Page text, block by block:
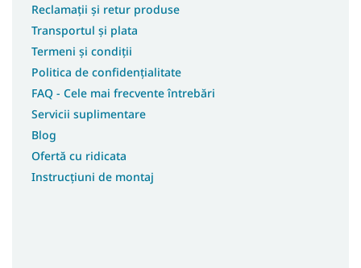
Reclamații și retur produse
Transportul și plata
Termeni și condiții
Politica de confidențialitate
FAQ - Cele mai frecvente întrebări
Servicii suplimentare
Blog
Ofertă cu ridicata
Instrucțiuni de montaj